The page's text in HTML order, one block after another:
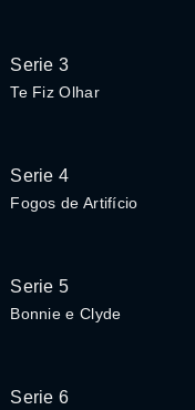
Serie 3
Te Fiz Olhar
Serie 4
Fogos de Artifício
Serie 5
Bonnie e Clyde
Serie 6